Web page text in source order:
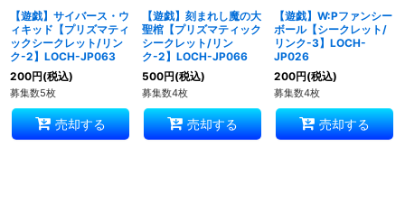
【遊戯】サイバース・ウ
ィキッド【プリズマティ
ックシークレット/リン
ク-2】LOCH-JP063
200円(税込)
募集数5枚
売却する
【遊戯】刻まれし魔の大
聖棺【プリズマティック
シークレット/リン
ク-2】LOCH-JP066
500円(税込)
募集数4枚
売却する
【遊戯】W:Pファンシー
ボール【シークレット/
リンク-3】LOCH-
JP026
200円(税込)
募集数4枚
売却する